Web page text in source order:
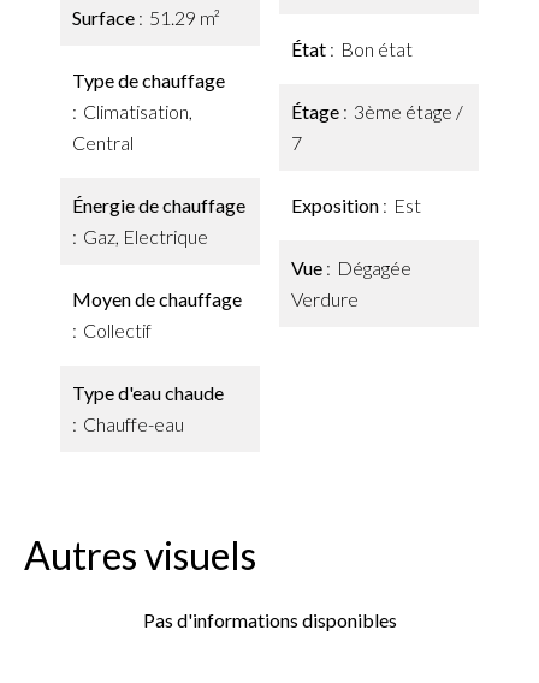
Surface 51.29 m²
Type de chauffage
Climatisation,
Central
Énergie de chauffage
Gaz, Electrique
Moyen de chauffage
Collectif
Type d'eau chaude
Chauffe-eau
État Bon état
Étage
3ème étage /
7
Exposition Est
Vue
Dégagée
Verdure
Autres visuels
Pas d'informations disponibles